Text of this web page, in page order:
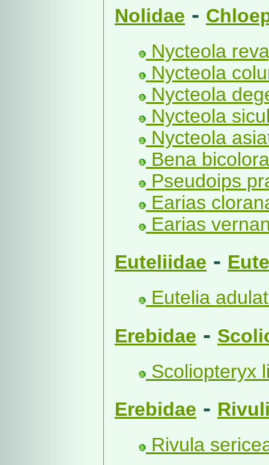
Nolidae -
Nycteola
Nycteola
Nycteola
Nycteola
Nycteola
Bena
Pseudoips
Earias
Earias
Euteliidae -
Eutelia
Erebidae -
Scoliopteryx
Erebidae -
Rivula